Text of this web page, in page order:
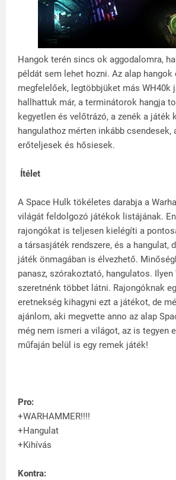
Hangok terén sincs ok aggodalomra,
példát sem lehet hozni. Az alap
megfelelőek, legtöbbjüket más WH40k
hallhattuk már, a terminátorok hangja
kegyetlen és velőtrázó, a zenék a játék
hangulathoz mérten inkább csendesek,
erőteljesek és hősiesek.
Ítélet
A Space Hulk tökéletes darabja a
világát feldolgozó játékok listájának.
rajongókat is teljesen kielégíti a
a társasjáték rendszere, és a hangulat,
játék önmagában is élvezhető.
panasz, szórakoztató, hangulatos.
szeretnénk többet látni. Rajongóknak
eretnekség kihagyni ezt a játékot, de
ajánlom, aki megvette anno az alap
még nem ismeri a világot, az is tegyen
műfaján belül is egy remek játék!
Pro:
+WARHAMMER!!!!
+Hangulat
+Kihívás
Kontra: